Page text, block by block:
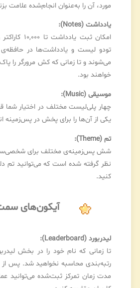
مورد، آن را به‌عنوان انجام‌شده علامت
یادداشت (Notes):
امکان ثبت
تودو لیست و یادداشت‌ها در حافظه‌ی
می‌شوند و تا زمانی که کش مرورگر را
خواهند بود.
موسیقی (Music):
چهار پلی‌لیست مختلف در اختیار شما
یکی از آن‌ها را برای پخش در پس‌زمینه
تم (Theme):
شش پس‌زمینه‌ی مختلف برای
نظر گرفته شده است که می‌توانید تم
کنید.
آیکون‌های
لیدربورد (Leaderboard):
تا زمانی که نام خود را در بخش
رتبه‌بندی محاسبه نخواهید شد. پس
مدت زمان تمرکز ثبت‌شده می‌توانید